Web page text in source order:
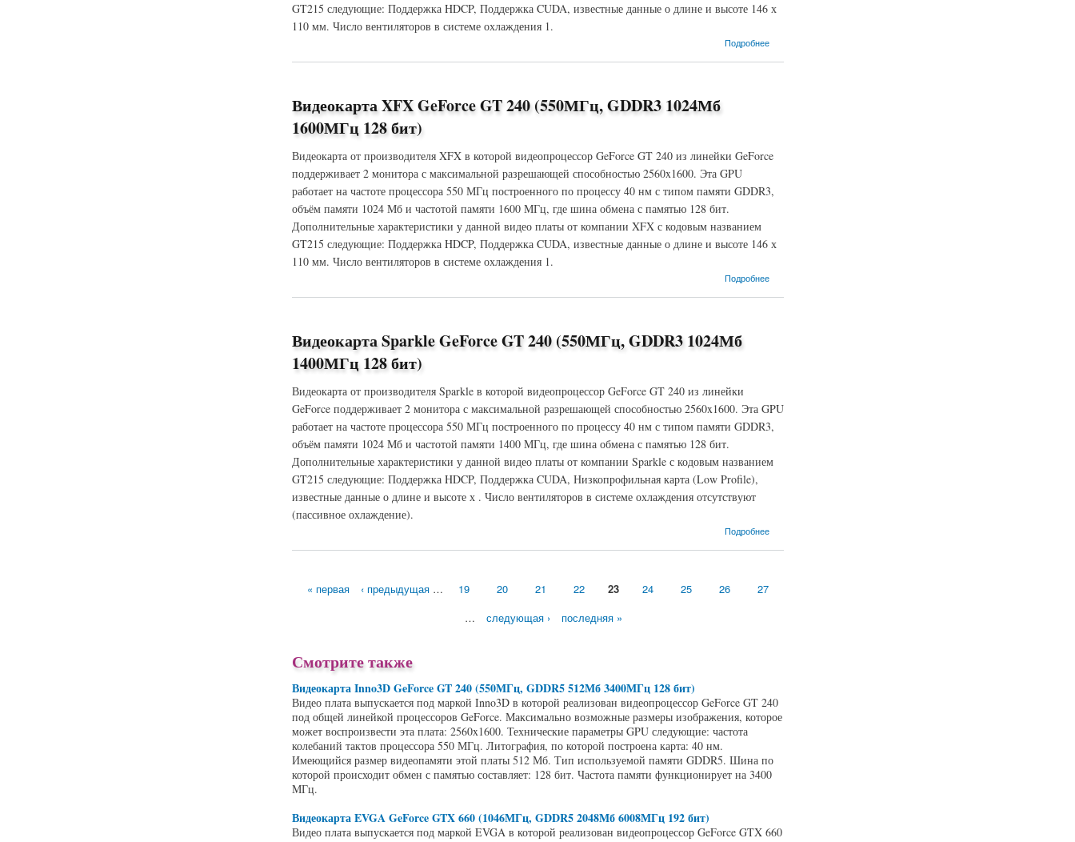
GT215 следующие: Поддержка HDCP, Поддержка CUDA, известные данные о длине и высоте 146 х
110 мм. Число вентиляторов в системе охлаждения 1.
Подробнее
Видеокарта XFX GeForce GT 240 (550МГц, GDDR3 1024Мб
1600МГц 128 бит)
Видеокарта от производителя XFX в которой видеопроцессор GeForce GT 240 из линейки GeForce
поддерживает 2 монитора с максимальной разрешающей способностью 2560x1600. Эта GPU
работает на частоте процессора 550 МГц построенного по процессу 40 нм с типом памяти GDDR3,
объём памяти 1024 Мб и частотой памяти 1600 МГц, где шина обмена с памятью 128 бит.
Дополнительные характеристики у данной видео платы от компании XFX с кодовым названием
GT215 следующие: Поддержка HDCP, Поддержка CUDA, известные данные о длине и высоте 146 х
110 мм. Число вентиляторов в системе охлаждения 1.
Подробнее
Видеокарта Sparkle GeForce GT 240 (550МГц, GDDR3 1024Мб
1400МГц 128 бит)
Видеокарта от производителя Sparkle в которой видеопроцессор GeForce GT 240 из линейки
GeForce поддерживает 2 монитора с максимальной разрешающей способностью 2560x1600. Эта GPU
работает на частоте процессора 550 МГц построенного по процессу 40 нм с типом памяти GDDR3,
объём памяти 1024 Мб и частотой памяти 1400 МГц, где шина обмена с памятью 128 бит.
Дополнительные характеристики у данной видео платы от компании Sparkle с кодовым названием
GT215 следующие: Поддержка HDCP, Поддержка CUDA, Низкопрофильная карта (Low Profile),
известные данные о длине и высоте х . Число вентиляторов в системе охлаждения отсутствуют
(пассивное охлаждение).
Подробнее
Страницы
« первая ‹ предыдущая … 19 20 21 22 23 24 25 26
27
…
следующая › последняя »
Смотрите также
Видеокарта Inno3D GeForce GT 240 (550МГц, GDDR5 512Мб 3400МГц 128 бит)
Видео плата выпускается под маркой Inno3D в которой реализован видеопроцессор GeForce GT 240
под общей линейкой процессоров GeForce. Максимально возможные размеры изображения, которое
может воспроизвести эта плата: 2560x1600. Технические параметры GPU следующие: частота
колебаний тактов процессора 550 МГц. Литография, по которой построена карта: 40 нм.
Имеющийся размер видеопамяти этой платы 512 Мб. Тип используемой памяти GDDR5. Шина по
которой происходит обмен с памятью составляет: 128 бит. Частота памяти функционирует на 3400
МГц.
Видеокарта EVGA GeForce GTX 660 (1046МГц, GDDR5 2048Мб 6008МГц 192 бит)
Видео плата выпускается под маркой EVGA в которой реализован видеопроцессор GeForce GTX 660